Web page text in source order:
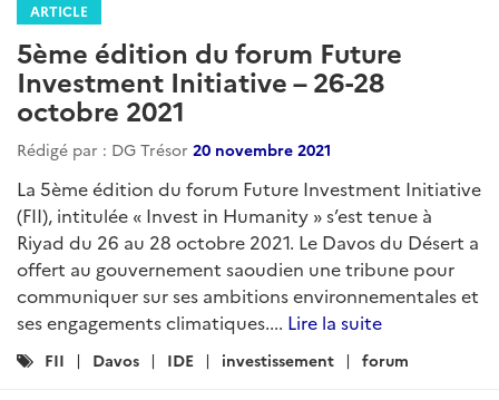
ARTICLE
5ème édition du forum Future
Investment Initiative – 26-28
octobre 2021
Rédigé par : DG Trésor 20 novembre 2021
La 5ème édition du forum Future Investment Initiative
(FII), intitulée « Invest in Humanity » s’est tenue à
Riyad du 26 au 28 octobre 2021. Le Davos du Désert a
offert au gouvernement saoudien une tribune pour
communiquer sur ses ambitions environnementales et
ses engagements climatiques.... Lire la suite
Catégories
FII Davos IDE investissement forum